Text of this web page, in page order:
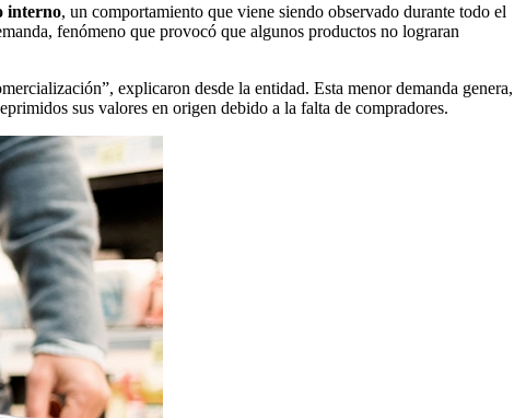
interno, un comportamiento que viene siendo observado durante todo el
fenómeno que provocó que algunos productos no lograran
explicaron desde la entidad. Esta menor demanda genera,
sus valores en origen debido a la falta de compradores.